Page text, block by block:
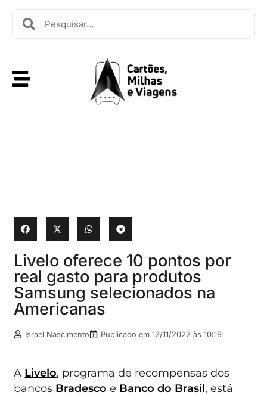
Livelo oferece 10 pontos por
real gasto para produtos
Samsung selecionados na
Americanas
Israel Nascimento Publicado em12/11/2022 às 10:19
A Livelo, programa de recompensas dos
bancos Bradesco e Banco do Brasil, está